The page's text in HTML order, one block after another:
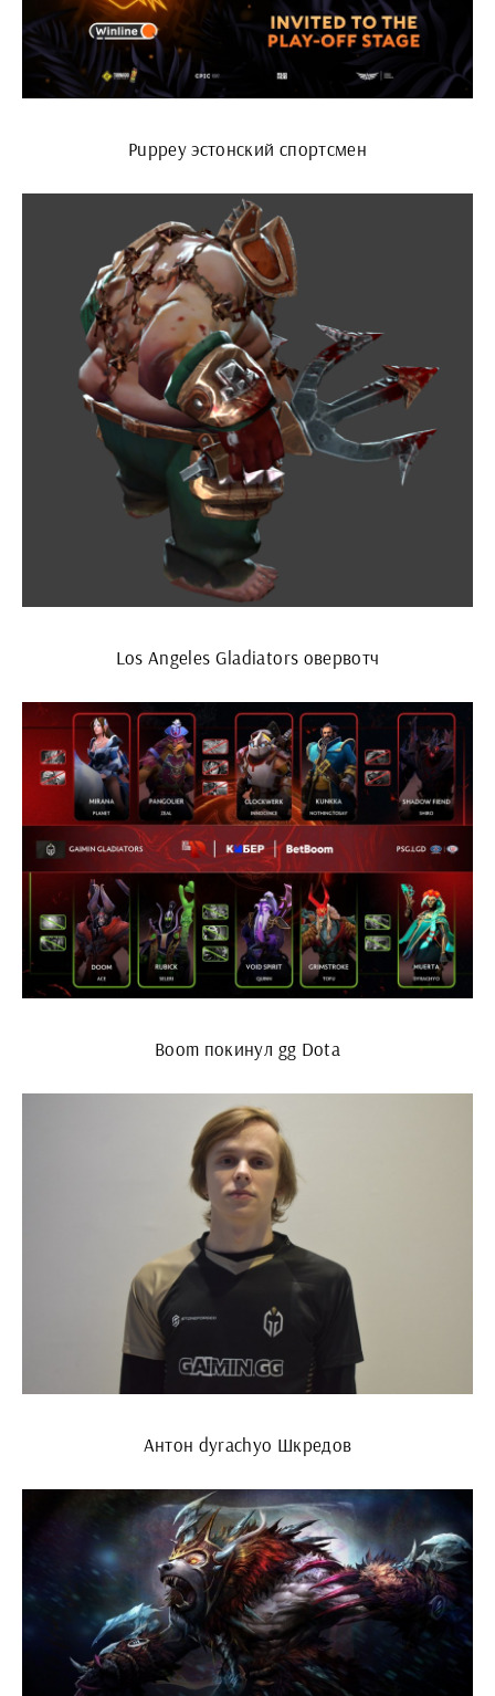
Puppey эстонский спортсмен
Los Angeles Gladiators овервотч
Boom покинул gg Dota
Антон dyrachyo Шкредов